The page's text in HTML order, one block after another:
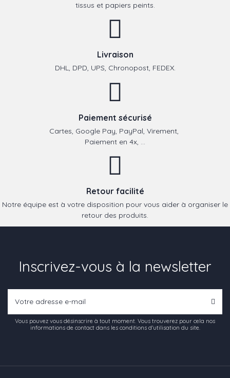
tissus et papiers peints.
Livraison
DHL, DPD, UPS, Chronopost, FEDEX.
Paiement sécurisé
Cartes, Google Pay, PayPal, Virement,
Paiement en 4x, ...
Retour facilité
Notre équipe est à votre disposition pour vous aider à organiser le
retour des produits.
Inscrivez-vous à la newsletter
Vous pouvez vous désinscrire à tout moment. Vous trouverez pour cela nos
informations de contact dans les conditions d'utilisation du site.